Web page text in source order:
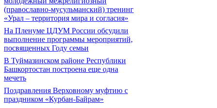
(православно-мусульманский) тренинг
«Урал – территория мира и согласия»
На Пленуме ЦДУМ России обсудили
выполнение программы мероприятий,
посвященных Году семьи
В Туймазинском районе Республики
Башкортостан построена еще одна
мечеть
Поздравления Верховному муфтию с
праздником «Курбан-Байрам»